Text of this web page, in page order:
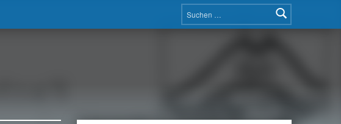
Suchen nach: